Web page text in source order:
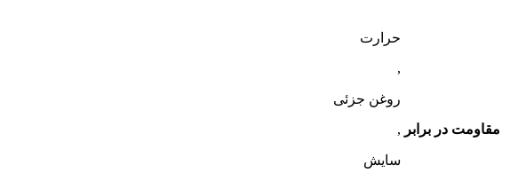
مقاومت در برابر
حرارت
,
روغن جزئی
,
سایش